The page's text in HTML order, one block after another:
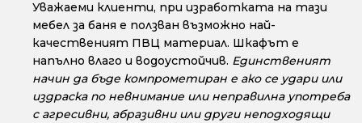
Уважаеми клиенти, при изработката на тази
мебел за баня е ползван възможно най-
качественият ПВЦ материал. Шкафът е
напълно влаго и водоустойчив. Единственият
начин да бъде компрометиран е ако се удари или
издраска по невнимание или неправилна употреба
с агресивни, абразивни или други неподходящи